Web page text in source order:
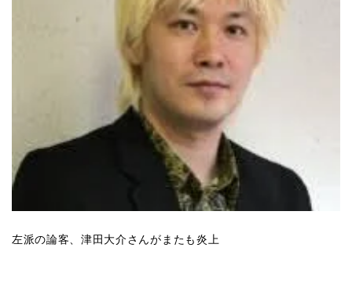
左派の論客、津田大介さんがまたも炎上